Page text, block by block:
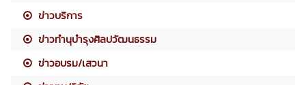
ข่าวบริการ
ข่าวทำนุบำรุงศิลปวัฒนธรรม
ข่าวอบรม/เสวนา